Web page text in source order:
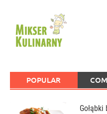
POPULAR